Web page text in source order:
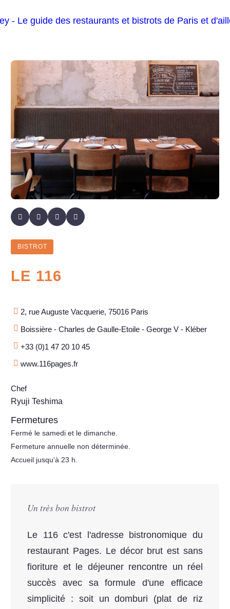
BISTROT
LE 116
2, rue Auguste Vacquerie, 75016 Paris
Boissière - Charles de Gaulle-Etoile - George V - Kléber
+33 (0)1 47 20 10 45
www.116pages.fr
Chef
Ryuji Teshima
Fermetures
Fermé le samedi et le dimanche.
Fermeture annuelle non déterminée.
Accueil jusqu'à 23 h.
Un très bon bistrot
Le 116 c'est l'adresse bistronomique du
restaurant Pages. Le décor brut est sans
fioriture et le déjeuner rencontre un réel
succès avec sa formule d'une efficace
simplicité : soit un domburi (plat de riz